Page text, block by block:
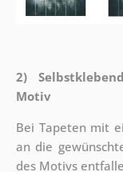
2)
Motiv
Bei Tapeten mit
an die
des Motivs